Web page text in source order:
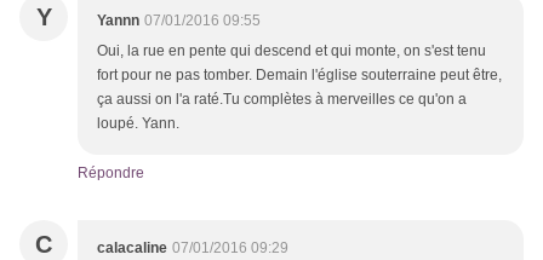
Y Yannn 07/01/2016 09:55
Oui, la rue en pente qui descend et qui monte, on s'est tenu
fort pour ne pas tomber. Demain l'église souterraine peut être,
ça aussi on l'a raté.Tu complètes à merveilles ce qu'on a
loupé. Yann.
Répondre
C calacaline 07/01/2016 09:29